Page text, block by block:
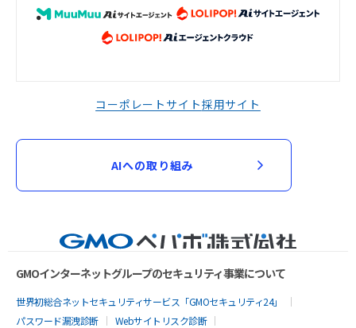
コーポレートサイト採用サイト
AIへの取り組み
GMOインターネットグループのセキュリティ事業について
世界初総合ネットセキュリティサービス「GMOセキュリティ24」
パスワード漏洩診断
Webサイトリスク診断